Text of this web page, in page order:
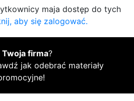
maja dostęp do tych
aby się zalogować.
Twoja firma?
jak odebrać materiały